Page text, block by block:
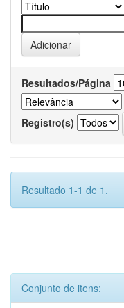
Resultados/Página
Registro(s)
Resultado 1-1 de 1.
Conjunto de itens: